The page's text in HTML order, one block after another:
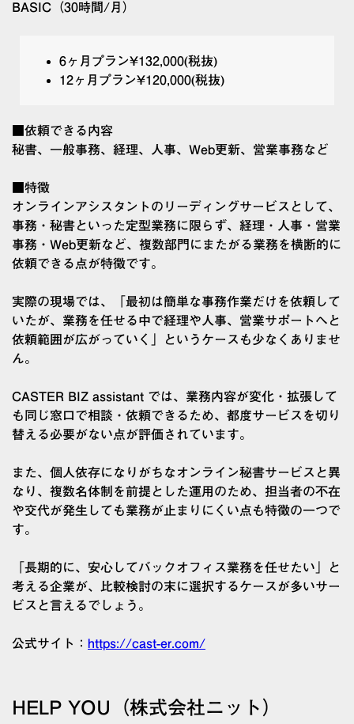
BASIC（30時間/月）
6ヶ月プラン¥132,000(税抜)
12ヶ月プラン¥120,000(税抜)
■依頼できる内容
秘書、一般事務、経理、人事、Web更新、営業事務など
■特徴
オンラインアシスタントのリーディングサービスとして、
事務・秘書といった定型業務に限らず、経理・人事・営業
事務・Web更新など、複数部門にまたがる業務を横断的に
依頼できる点が特徴です。
実際の現場では、「最初は簡単な事務作業だけを依頼して
いたが、業務を任せる中で経理や人事、営業サポートへと
依頼範囲が広がっていく」というケースも少なくありませ
ん。
CASTER BIZ assistant では、業務内容が変化・拡張して
も同じ窓口で相談・依頼できるため、都度サービスを切り
替える必要がない点が評価されています。
また、個人依存になりがちなオンライン秘書サービスと異
なり、複数名体制を前提とした運用のため、担当者の不在
や交代が発生しても業務が止まりにくい点も特徴の一つで
す。
「長期的に、安心してバックオフィス業務を任せたい」と
考える企業が、比較検討の末に選択するケースが多いサー
ビスと言えるでしょう。
公式サイト： https://cast-er.com/
HELP YOU（株式会社ニット）